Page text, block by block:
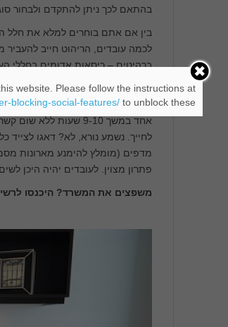
בהתאם לכך ניתן להתקדם ולבחור
בין אם אתם בוחרים למלא את חלל
לכמה עובדים, הריהוט חייב
ברהיטים – כיסאות אדומים בחללי
חללי אחסון גם הם משמעותיים
אחד במשך 9-10 שעות
לחייך. נשמע נורא, לא? דאגו לצייד
מדפים (מומלץ להימנע מארונות
פתרון מצוין. לעובדים יהיה היכן
משפצים את המשרד? היכנסו
website. Please follow the instructions at
blocking-social-features/to unblock these.